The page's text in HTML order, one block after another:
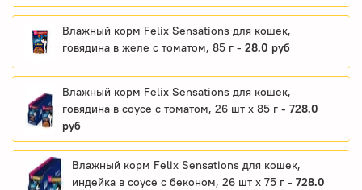
Влажный корм Felix Sensations для кошек,
говядина в желе с томатом, 85 г - 28.0 руб
Влажный корм Felix Sensations для кошек,
говядина в соусе с томатом, 26 шт x 85 г - 728.0
руб
Влажный корм Felix Sensations для кошек,
индейка в соусе с беконом, 26 шт x 75 г - 728.0